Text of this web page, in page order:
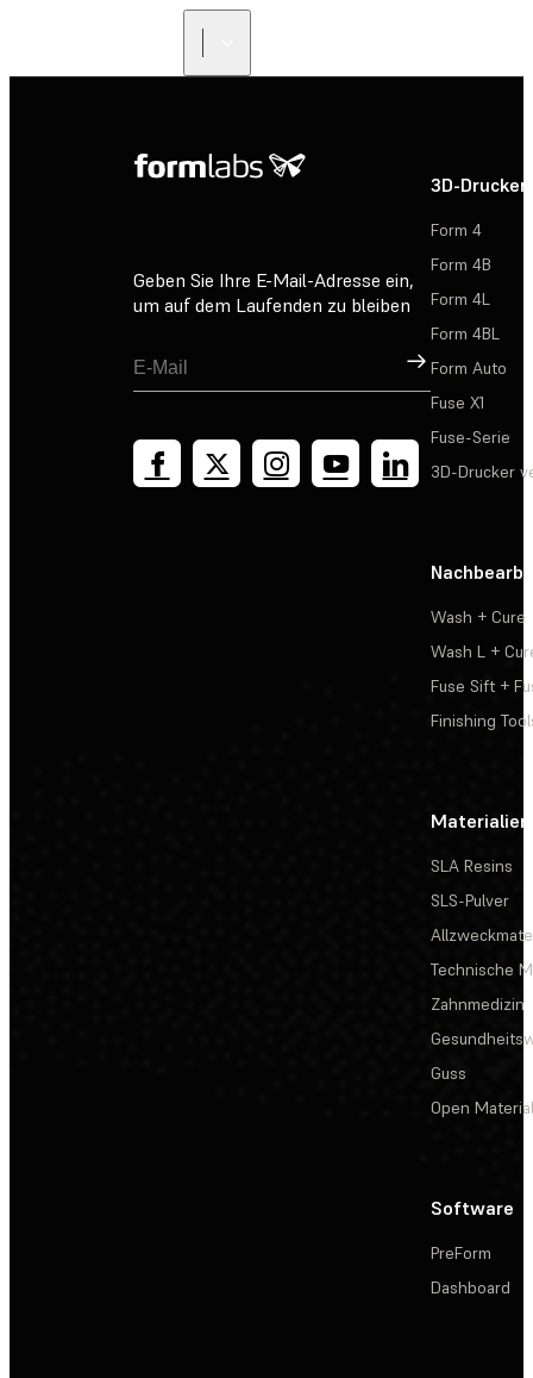
Geben Sie Ihre E-Mail-Adresse ein,
um auf dem Laufenden zu bleiben
Registrieren
3D-Drucker
Form 4
Form 4B
Form 4L
Form 4BL
Form Auto
Fuse X1
Fuse-Serie
3D-Drucker
Wash + Cure
Wash L +
Fuse Sift +
Finishing
Materialien
SLA Resins
SLS-Pulver
Technische
Zahnmedizin
Guss
Open
Software
PreForm
Dashboard